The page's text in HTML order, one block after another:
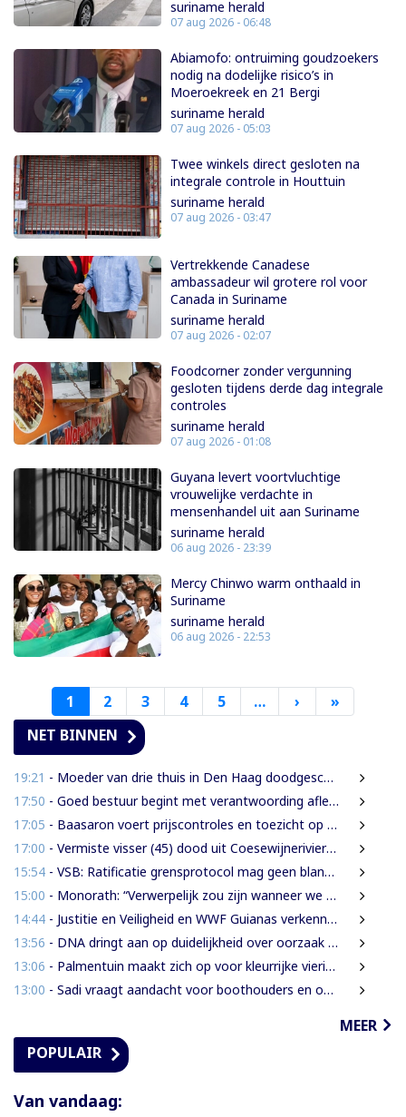
suriname herald
07 aug 2026 - 06:48
Abiamofo: ontruiming goudzoekers
nodig na dodelijke risico’s in
Moeroekreek en 21 Bergi
suriname herald
07 aug 2026 - 05:03
Twee winkels direct gesloten na
integrale controle in Houttuin
suriname herald
07 aug 2026 - 03:47
Vertrekkende Canadese
ambassadeur wil grotere rol voor
Canada in Suriname
suriname herald
07 aug 2026 - 02:07
Foodcorner zonder vergunning
gesloten tijdens derde dag integrale
controles
suriname herald
07 aug 2026 - 01:08
Guyana levert voortvluchtige
vrouwelijke verdachte in
mensenhandel uit aan Suriname
suriname herald
06 aug 2026 - 23:39
Mercy Chinwo warm onthaald in
Suriname
suriname herald
06 aug 2026 - 22:53
1 2 3 4 5 … › Volgende
pagina
»
pagina
NET BINNEN
19:21 - Moeder van drie thuis in Den Haag doodgeschoten; verdachte ex-partner opgepakt na vluchten
17:50 - Goed bestuur begint met verantwoording afleggen
17:05 - Baasaron voert prijscontroles en toezicht op voedselveiligheid op
17:00 - Vermiste visser (45) dood uit Coesewijnerivier gehaald
15:54 - VSB: Ratificatie grensprotocol mag geen blanco cheque zijn
15:00 - Monorath: “Verwerpelijk zou zijn wanneer we de dingen zouden bedekken met de mantel der liefde”
14:44 - Justitie en Veiligheid en WWF Guianas verkennen verdere samenwerking
13:56 - DNA dringt aan op duidelijkheid over oorzaak massale vissterfte
13:06 - Palmentuin maakt zich op voor kleurrijke viering Dag der Inheemsen
13:00 - Sadi vraagt aandacht voor boothouders en overbelasting Wijdenboschbrug
MEER
POPULAIR
Van vandaag: